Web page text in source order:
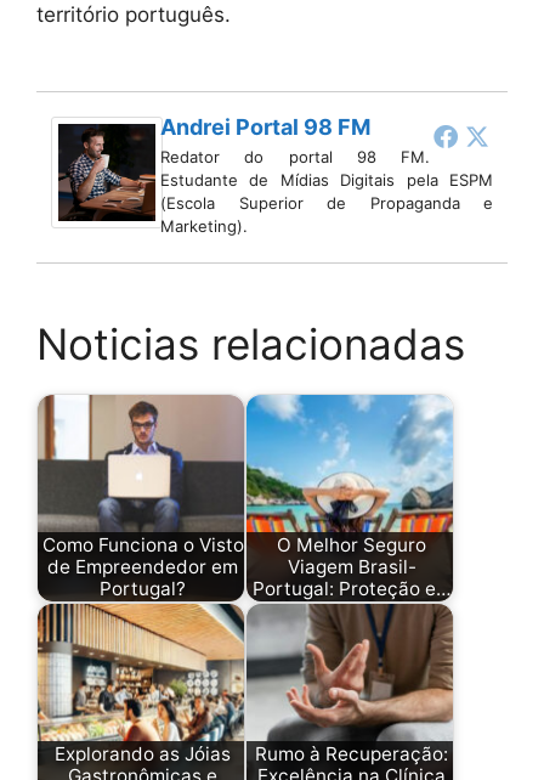
território português.
Andrei Portal 98 FM
Redator do portal 98 FM.
Estudante de Mídias Digitais pela ESPM
(Escola Superior de Propaganda e
Marketing).
Noticias relacionadas
Como Funciona o Visto
de Empreendedor em
Portugal?
O Melhor Seguro
Viagem Brasil-
Portugal: Proteção e…
Explorando as Jóias
Rumo à Recuperação: